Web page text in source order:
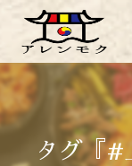
タグ『#